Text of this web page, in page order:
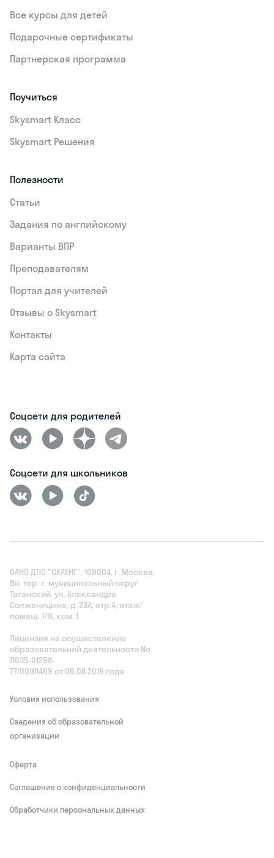
Все курсы для детей
Подарочные сертификаты
Партнерская программа
Поучиться
Skysmart Класс
Skysmart Решения
Полезности
Статьи
Задания по английскому
Варианты ВПР
Преподавателям
Портал для учителей
Отзывы о Skysmart
Контакты
Карта сайта
Соцсети для родителей
Соцсети для школьников
ОАНО ДПО "СКАЕНГ", 109004, г. Москва,
Вн. тер. г. муниципальный округ
Таганский, ул. Александра
Солженицына, д. 23А, стр.4, этаж/
помещ. 1/III, ком. 1
Лицензия на осуществление
образовательной деятельности No
Л035‑01298-
77/00181469 от 06.08.2019 года
Условия использования
Сведения об образовательной
организации
Оферта
Соглашение о конфиденциальности
Обработчики персональных данных